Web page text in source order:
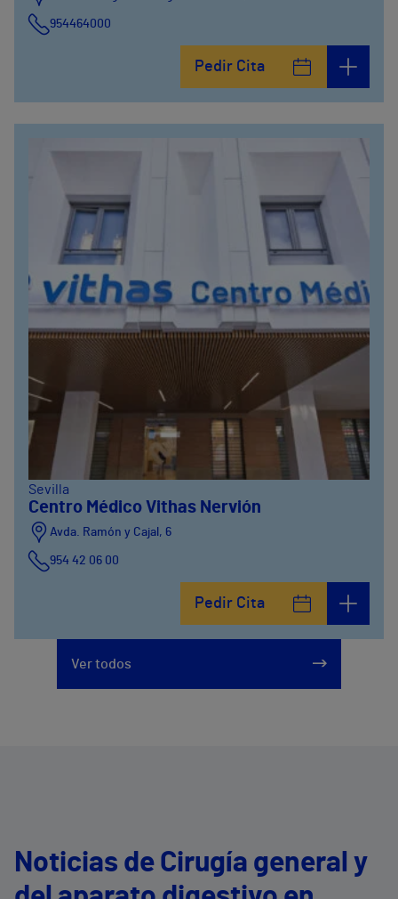
954464000
Pedir Cita
Sevilla
Centro Médico Vithas Nervión
Avda. Ramón y Cajal, 6
954 42 06 00
Pedir Cita
Ver todos
Noticias de Cirugía general y